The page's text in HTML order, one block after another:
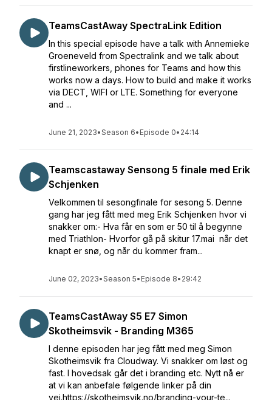
TeamsCastAway SpectraLink Edition
In this special episode have a talk with Annemieke
Groeneveld from Spectralink and we talk about
firstlineworkers, phones for Teams and how this
works now a days. How to build and make it works
via DECT, WIFI or LTE. Something for everyone
and ...
June 21, 2023•Season 6• Episode 0• 24:14
Teamscastaway Sensong 5 finale med Erik
Schjenken
Velkommen til sesongfinale for sesong 5. Denne
gang har jeg fått med meg Erik Schjenken hvor vi
snakker om:- Hva får en som er 50 til å begynne
med Triathlon- Hvorfor gå på skitur 17.mai når det
knapt er snø, og når du kommer fram...
June 02, 2023•Season 5• Episode 8• 29:42
TeamsCastAway S5 E7 Simon
Skotheimsvik - Branding M365
I denne episoden har jeg fått med meg Simon
Skotheimsvik fra Cloudway. Vi snakker om løst og
fast. I hovedsak går det i branding etc. Nytt nå er
at vi kan anbefale følgende linker på din
vei.https://skotheimsvik.no/branding-your-te...